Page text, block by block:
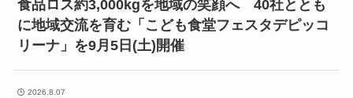
食品ロス約3,000kgを地域の笑顔へ 40社ととも
に地域交流を育む「こども食堂フェスタデピッコ
リーナ」を9月5日(土)開催
2026.8.07